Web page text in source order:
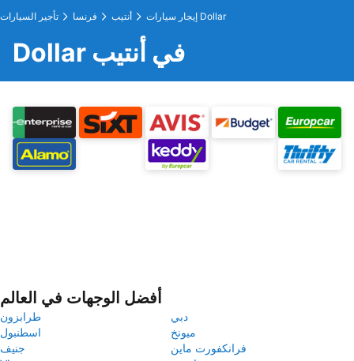
تأجير السيارات فرنسا أنتيب إيجار سيارات Dollar
Dollar في أنتيب
أفضل الوجهات في العالم
طرابزون
دبي
اسطنبول
ميونخ
جنيف
فرانكفورت ماين